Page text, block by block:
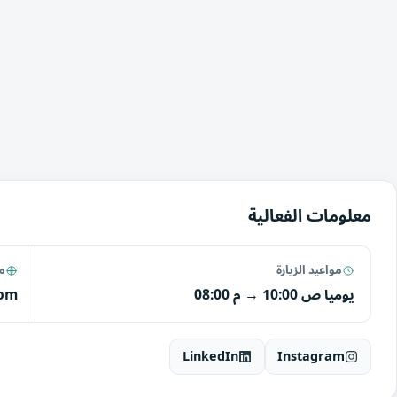
معلومات الفعالية
مواعيد الزيارة
يوميا10:00 ص → 08:00 م
Instagram
LinkedIn